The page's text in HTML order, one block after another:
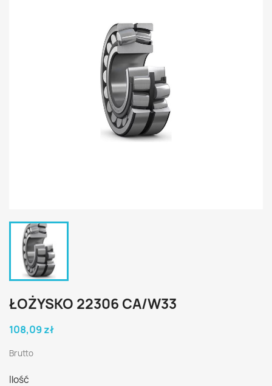
ŁOŻYSKO 22306 CA/W33
108,09 zł
Brutto
Ilość